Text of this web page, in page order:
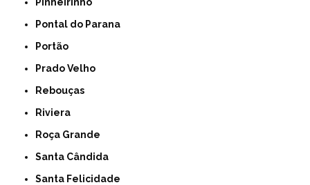
Pontal do Parana
Portão
Prado Velho
Rebouças
Riviera
Roça Grande
Santa Cândida
Santa Felicidade